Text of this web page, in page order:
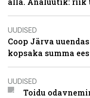
UUDISED
Coop Järva
kopsaka summa
UUDISED
Toidu